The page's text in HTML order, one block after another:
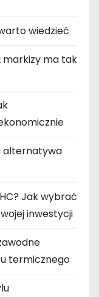
wiedzieć
markizy ma tak
alternatywa
Jak wybrać
inwestycji
termicznego